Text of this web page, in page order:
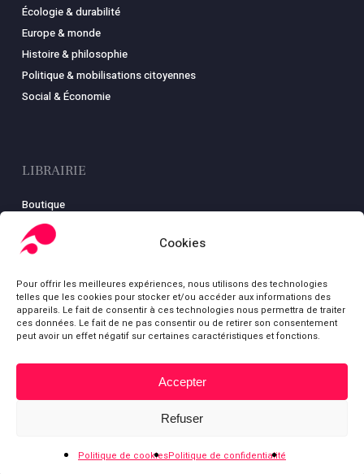
Cookies
Pour offrir les meilleures expériences, nous utilisons des technologies
telles que les cookies pour stocker et/ou accéder aux informations des
appareils. Le fait de consentir à ces technologies nous permettra de traiter
ces données. Le fait de ne pas consentir ou de retirer son consentement
peut avoir un effet négatif sur certaines caractéristiques et fonctions.
Accepter
Refuser
Politique de cookiesPolitique de confidentialité
Écologie & durabilité
Europe & monde
Histoire & philosophie
Politique & mobilisations citoyennes
Social & Économie
LIBRAIRIE
Boutique
Carte
Mon compte
Mentions légales